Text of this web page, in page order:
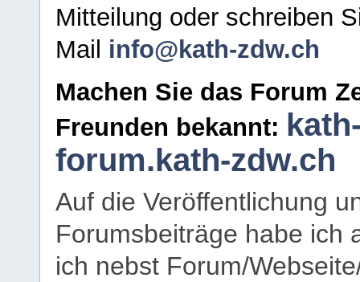
Mitteilung oder schreiben
Mail info@kath-zdw.ch
Machen Sie das Forum
Freunden bekannt:
forum.kath-zdw.ch
Auf die Veröffentlichung
Forumsbeiträge habe ich
ich nebst Forum/